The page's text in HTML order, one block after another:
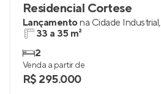
Residencial Cortese
Lançamentona Cidade Industrial,
33 a 35 m²
2
Venda a partir de
R$ 295.000